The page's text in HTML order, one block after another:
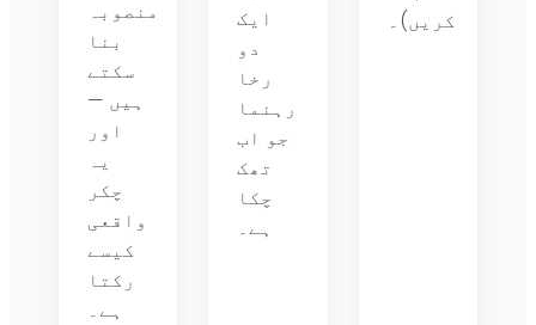
منصوبہ
بنا
سکتے
ہیں —
اور
یہ
چکر
واقعی
کیسے
رکتا
ہے۔
ایک
دو
رخا
رہنما
جو اب
تھک
چکا
ہے۔
کریں)۔